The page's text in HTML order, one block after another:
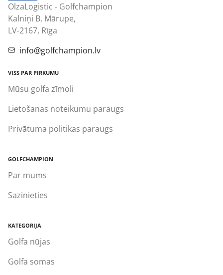
OlzaLogistic - Golfchampion
Kalniņi B, Mārupe,
LV-2167, Rīga
info@golfchampion.lv
VISS PAR PIRKUMU
Mūsu golfa zīmoli
Lietošanas noteikumu paraugs
Privātuma politikas paraugs
GOLFCHAMPION
Par mums
Sazinieties
KATEGORIJA
Golfa nūjas
Golfa somas